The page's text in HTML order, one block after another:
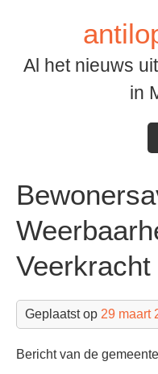
Al het nieuws
in
Veerkracht
Geplaatst op 29 maart
Bericht van de